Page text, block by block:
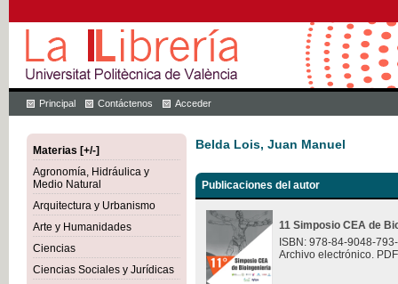
Principal Contáctenos Acceder
Materias [+/-]
Agronomía, Hidráulica y
Medio Natural
Arquitectura y Urbanismo
Arte y Humanidades
Ciencias
Ciencias Sociales y Jurídicas
Belda Lois, Juan Manuel
Publicaciones del autor
11 Simposio CEA de
ISBN: 978-84-9048-
Archivo electrónico.